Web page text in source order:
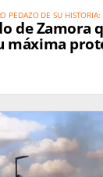
PEDAZO DE SU HISTORIA:
de Zamora
máxima